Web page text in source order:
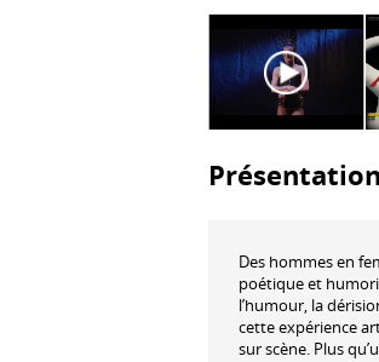
Présentation
Des hommes en
poétique et
l’humour, la
cette expérience
sur scène. Plus